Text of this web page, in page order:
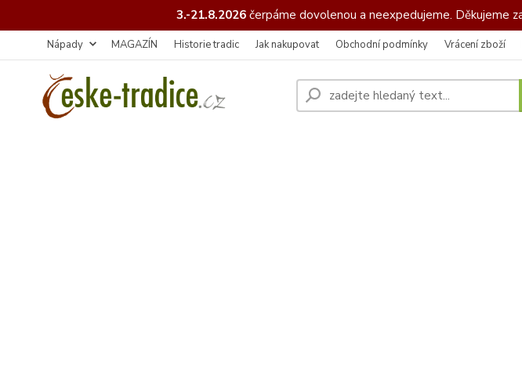
3.-21.8.2026čerpáme dovolenou a neexpedujeme. Děkujeme
Nápady MAGAZÍN Historie tradic Jak nakupovat Obchodní podmínky Vrácení zboží